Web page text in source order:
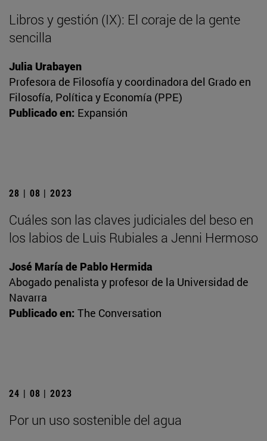
Libros y gestión (IX): El coraje de la gente
sencilla
Julia Urabayen
Profesora de Filosofía y coordinadora del Grado en
Filosofía, Política y Economía (PPE)
Publicado en: Expansión
28 | 08 | 2023
Cuáles son las claves judiciales del beso en
los labios de Luis Rubiales a Jenni Hermoso
José María de Pablo Hermida
Abogado penalista y profesor de la Universidad de
Navarra
Publicado en: The Conversation
24 | 08 | 2023
Por un uso sostenible del agua